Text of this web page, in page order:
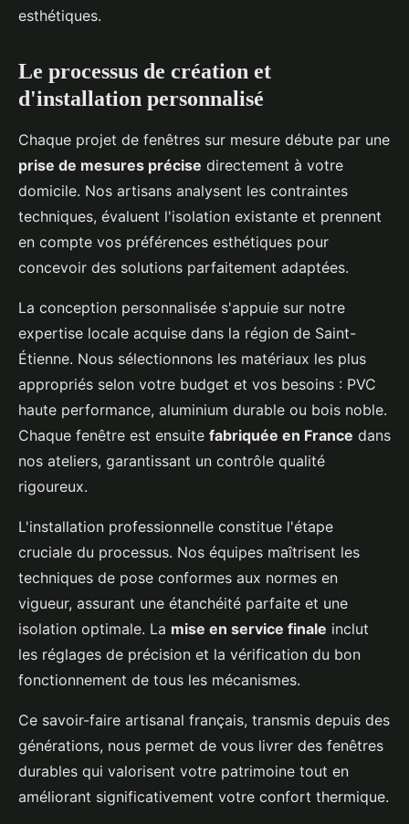
esthétiques.
Le processus de création et
d'installation personnalisé
Chaque projet de fenêtres sur mesure débute par une
prise de mesures précise directement à votre
domicile. Nos artisans analysent les contraintes
techniques, évaluent l'isolation existante et prennent
en compte vos préférences esthétiques pour
concevoir des solutions parfaitement adaptées.
La conception personnalisée s'appuie sur notre
expertise locale acquise dans la région de Saint-
Étienne. Nous sélectionnons les matériaux les plus
appropriés selon votre budget et vos besoins : PVC
haute performance, aluminium durable ou bois noble.
Chaque fenêtre est ensuite fabriquée en France dans
nos ateliers, garantissant un contrôle qualité
rigoureux.
L'installation professionnelle constitue l'étape
cruciale du processus. Nos équipes maîtrisent les
techniques de pose conformes aux normes en
vigueur, assurant une étanchéité parfaite et une
isolation optimale. La mise en service finale inclut
les réglages de précision et la vérification du bon
fonctionnement de tous les mécanismes.
Ce savoir-faire artisanal français, transmis depuis des
générations, nous permet de vous livrer des fenêtres
durables qui valorisent votre patrimoine tout en
améliorant significativement votre confort thermique.